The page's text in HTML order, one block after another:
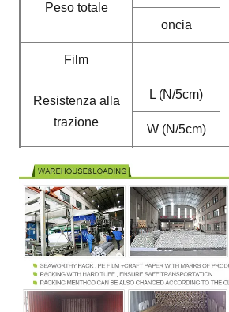
Peso totale
oncia
Film
Resistenza alla
trazione
L (N/5cm)
W (N/5cm)
Resistenza alla
lacerazione
W (N/5cm)
Forza di
sbucciatura
N/5cm
Termoresistenza ℃